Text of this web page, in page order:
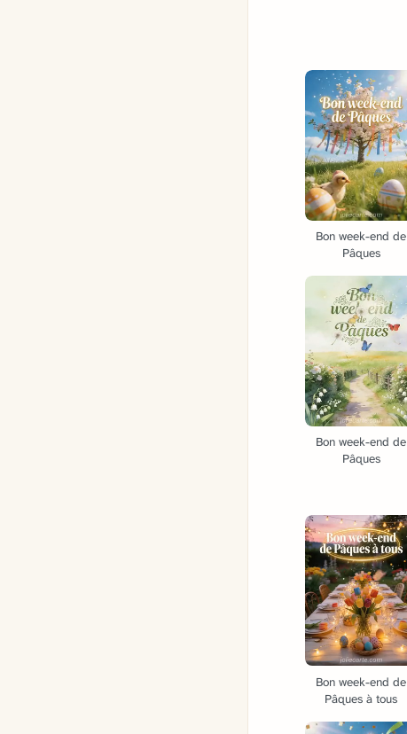
Bon week-end de
Pâques
Bon week-end de
Pâques
Bon week-end de
Pâques à tous